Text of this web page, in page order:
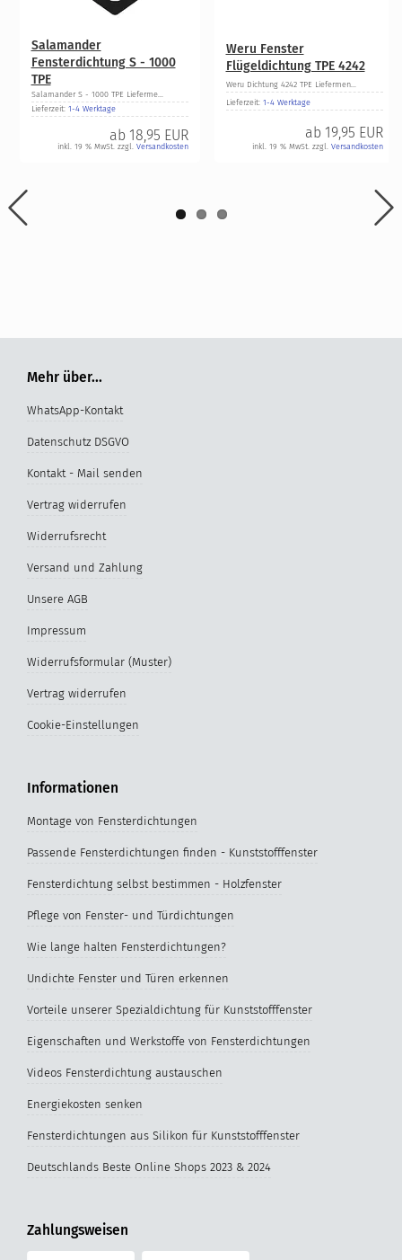
Salamander
Fensterdichtung S - 1000
TPE
Salamander S - 1000 TPE Lieferme...
Lieferzeit: 1-4 Werktage
ab 18,95 EUR
inkl. 19 % MwSt. zzgl. Versandkosten
Weru Fenster
Flügeldichtung TPE 4242
Weru Dichtung 4242 TPE Liefermen...
Lieferzeit: 1-4 Werktage
ab 19,95 EUR
inkl. 19 % MwSt. zzgl. Versandkosten
Mehr über...
WhatsApp-Kontakt
Datenschutz DSGVO
Kontakt - Mail senden
Vertrag widerrufen
Widerrufsrecht
Versand und Zahlung
Unsere AGB
Impressum
Widerrufsformular (Muster)
Vertrag widerrufen
Cookie-Einstellungen
Informationen
Montage von Fensterdichtungen
Passende Fensterdichtungen finden - Kunststofffenster
Fensterdichtung selbst bestimmen - Holzfenster
Pflege von Fenster- und Türdichtungen
Wie lange halten Fensterdichtungen?
Undichte Fenster und Türen erkennen
Vorteile unserer Spezialdichtung für Kunststofffenster
Eigenschaften und Werkstoffe von Fensterdichtungen
Videos Fensterdichtung austauschen
Energiekosten senken
Fensterdichtungen aus Silikon für Kunststofffenster
Deutschlands Beste Online Shops 2023 & 2024
Zahlungsweisen